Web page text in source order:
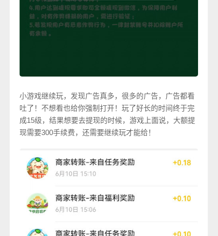
小游戏继续玩，发现广告真多，很多的广告，广告都看
吐了！不想看也给你强制打开！玩了好长的时间终于完
成15级，结果想要去提现的时候，游戏上面说，大额提
现需要300手续费，还需要继续玩才能给！